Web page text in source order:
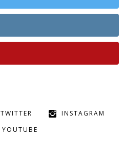
TWITTER
INSTAGRAM
YOUTUBE